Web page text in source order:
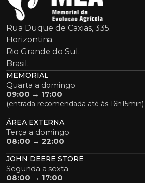
Rua Duque de Caxias, 335.
Horizontina.
Rio Grande do Sul.
Brasil.
MEMORIAL
Quarta a domingo
09:00 → 17:00
(entrada recomendada até às 16h15min)
ÁREA EXTERNA
Terça a domingo
08:00 → 22:00
JOHN DEERE STORE
Segunda a sexta
08:00 → 17:00